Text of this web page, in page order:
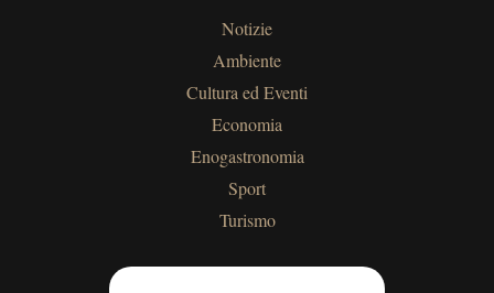
Notizie
Ambiente
Cultura ed Eventi
Economia
Enogastronomia
Sport
Turismo